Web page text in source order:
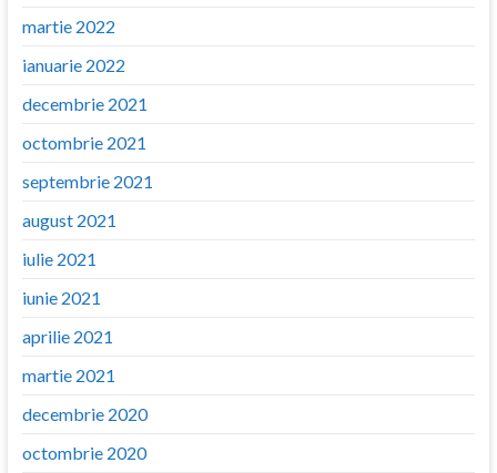
martie 2022
ianuarie 2022
decembrie 2021
octombrie 2021
septembrie 2021
august 2021
iulie 2021
iunie 2021
aprilie 2021
martie 2021
decembrie 2020
octombrie 2020